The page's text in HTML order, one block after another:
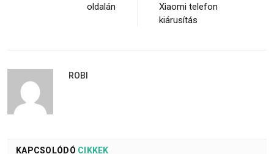
oldalán
Xiaomi telefon
kiárusítás
ROBI
KAPCSOLÓDÓ CIKKEK